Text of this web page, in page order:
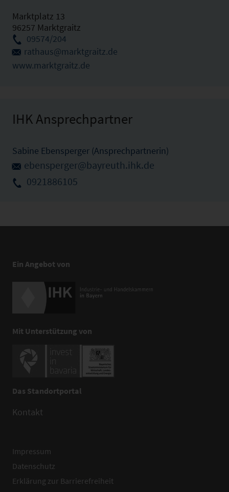
Marktplatz 13
96257 Marktgraitz
09574/204
rathaus@marktgraitz.de
www.marktgraitz.de
IHK Ansprechpartner
Sabine Ebensperger (Ansprechpartnerin)
ebensperger@bayreuth.ihk.de
0921886105
Ein Angebot von
Mit Unterstützung von
Das Standortportal
Kontakt
Impressum
Datenschutz
Erklärung zur Barrierefreiheit